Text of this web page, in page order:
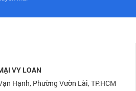
VY LOAN
Hạnh, Phường Vườn Lài, TP.HCM